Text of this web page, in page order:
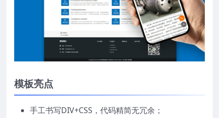
模板亮点
手工书写DIV+CSS，代码精简无冗余；